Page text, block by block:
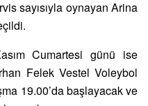
sayısıyla oynayan Arina
Cumartesi günü ise
Felek Vestel Voleybol
19.00’da başlayacak ve